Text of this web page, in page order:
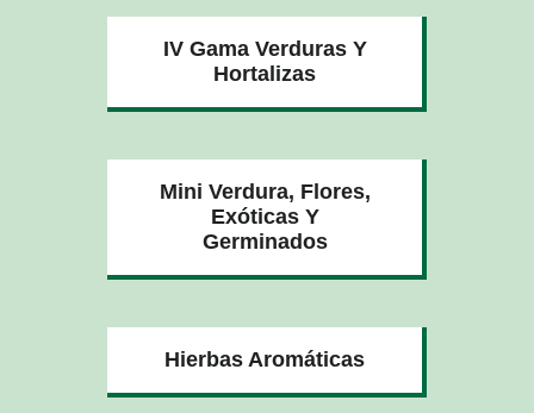
IV Gama Verduras Y
Hortalizas
Mini Verdura, Flores,
Exóticas Y
Germinados
Hierbas Aromáticas